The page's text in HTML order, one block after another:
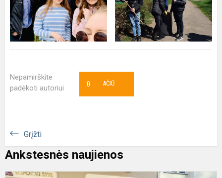
Nepamirškite
padėkoti autoriui
AČIŪ
0
Grįžti
Ankstesnės naujienos